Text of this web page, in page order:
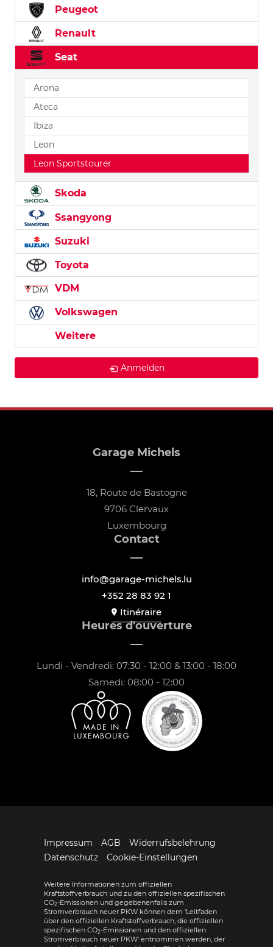
Peugeot
Renault
Seat
Arona
Ateca
Ibiza
Leon
Leon Sportstourer
Skoda
Ssangyong
Suzuki
Toyota
VDM
Volkswagen
Weitere
Anmelden
Garage Michels
18, Route de Bastogne
9706 Clervaux
Luxembourg
Contact
info@garage-michels.lu
+352 28 83 92 1
Itinéraire
Heures d'ouverture
Lundi - Vendredi: 07:30 - 12:00 & 13:00 - 18:00
Samedi: 08:00 - 12:00
Impressum AGB
Widerrufsbelehrung
Datenschutz
Cookie-Einstellungen
Weitere Informationen zum offiziellen
Kraftstoffverbrauch und zu den offiziellen spezifischen
CO2-Emissionen und gegebenenfalls zum
Stromverbrauch neuer PKW können dem 'Leitfaden
über den offiziellen Kraftstoffverbrauch, die offiziellen
spezifischen CO2-Emissionen und den offiziellen
Stromverbrauch neuer PKW' entnommen werden, der